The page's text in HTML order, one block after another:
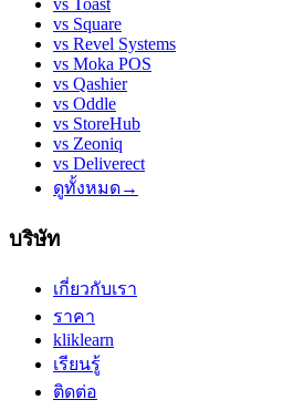
vs Square
vs Revel Systems
vs Moka POS
vs Qashier
vs Oddle
vs StoreHub
vs Zeoniq
vs Deliverect
ดูทั้งหมด→
บริษัท
เกี่ยวกับเรา
ราคา
kliklearn
เรียนรู้
ติดต่อ